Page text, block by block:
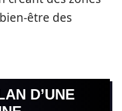
être des
D’UNE